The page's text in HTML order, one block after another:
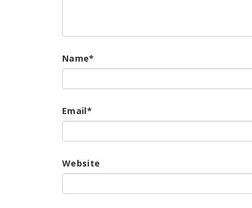
Name*
Email*
Website